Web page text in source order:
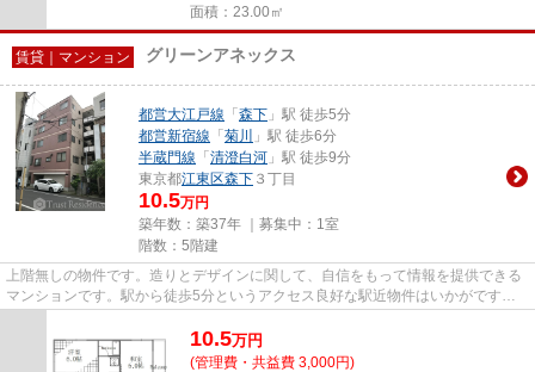
面積：23.00㎡
賃貸｜マンション グリーンアネックス
都営大江戸線 「 森下 」駅 徒歩5分
都営新宿線 「 菊川
」駅 徒歩6分
半蔵門線 「 清澄白河 」駅 徒歩9分
東京都江東区森下 ３丁目
10.5万円
築年数：築37年 ｜募集中： 1室
階数：5階建
上階無しの物件です。造りとデザインに関して、自信をもって情報を提供できる
マンションです。駅から徒歩5分というアクセス良好な駅近物件はいかがです
10.5万円
(管理費・共益費 3,000円)